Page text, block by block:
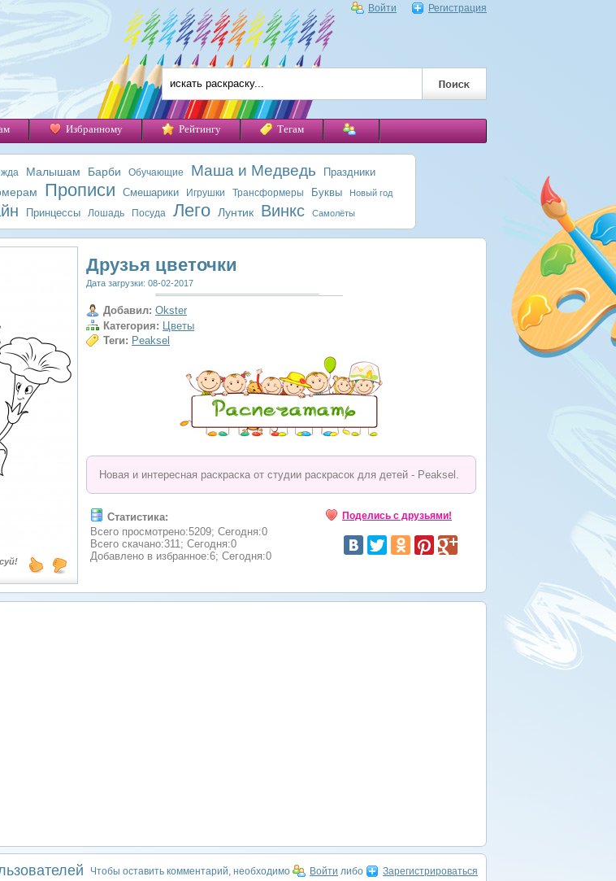
Войти Регистрация
Избранному Рейтингу Тегам
Малышам Барби Обучающие Маша и Медведь Праздники
Прописи Смешарики Игрушки Трансформеры Буквы Новый год
Принцессы Лошадь Посуда Лего Лунтик Винкс Самолёты
Друзья цветочки
Дата загрузки: 08-02-2017
Добавил: Okster
Категория: Цветы
Теги: Peaksel
Новая и интересная раскраска от студии раскрасок для детей - Peaksel.
Статистика:
Всего просмотрено:5209; Сегодня:0
Всего скачано:311; Сегодня:0
Добавлено в избранное:6; Сегодня:0
Поделись с друзьями!
Чтобы оставить комментарий, необходимо Войти либо Зарегистрироваться